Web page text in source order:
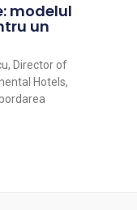
modelul
un
Director of
Hotels,